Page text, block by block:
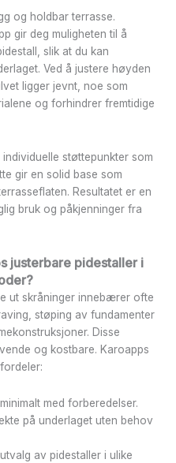
og holdbar terrasse.
gir deg muligheten til å
slik at du kan
Ved å justere høyden
ligger jevnt, noe som
og forhindrer fremtidige
støttepunkter som
gir en solid base som
Resultatet er en
bruk og påkjenninger fra
justerbare pidestaller i
ut skråninger innebærer ofte
støping av fundamenter
Disse
og kostbare. Karoapps
med forberedelser.
på underlaget uten behov
av pidestaller i ulike